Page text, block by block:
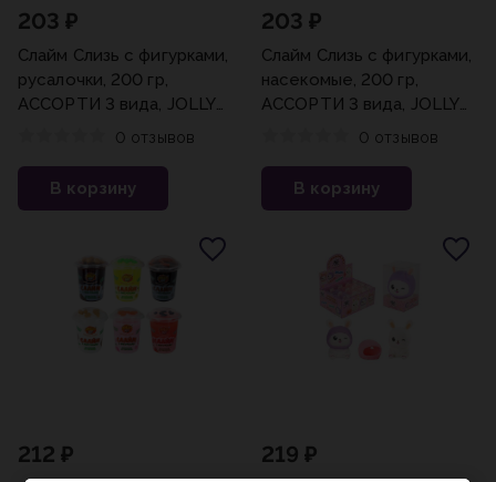
203 ₽
Слайм Слизь с фигурками,
русалочки, 200 гр,
АССОРТИ 3 вида, JOLLY
JOT, 6666660 отзывов
В корзину
203 ₽
Слайм Слизь с фигурками,
насекомые, 200 гр,
АССОРТИ 3 вида, JOLLY
JOT, 6666640 отзывов
В корзину
212 ₽ 219 ₽